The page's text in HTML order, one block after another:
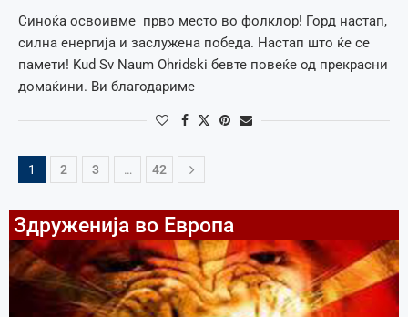
Синоќа освоивме прво место во фолклор! Горд настап,
силна енергија и заслужена победа. Настап што ќе се
памети! Kud Sv Naum Ohridski бевте повеќе од прекрасни
домаќини. Ви благодариме
1 2 3 … 42
Здруженија во Европа